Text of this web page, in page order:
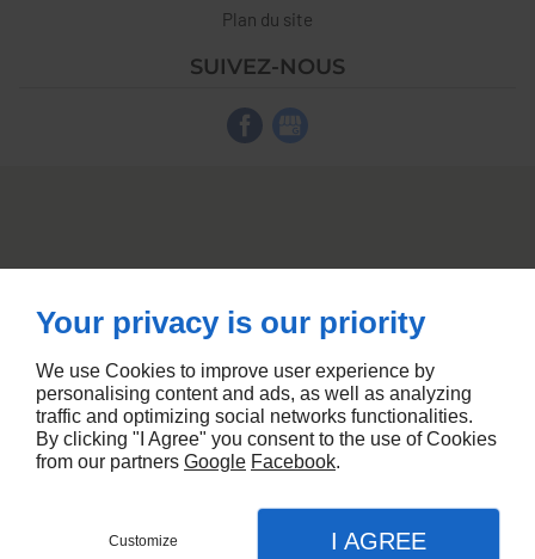
Plan du site
SUIVEZ-NOUS
Your privacy is our priority
We use Cookies to improve user experience by
personalising content and ads, as well as analyzing
traffic and optimizing social networks functionalities.
By clicking "I Agree" you consent to the use of Cookies
from our partners Google Facebook.
Customize I AGREE